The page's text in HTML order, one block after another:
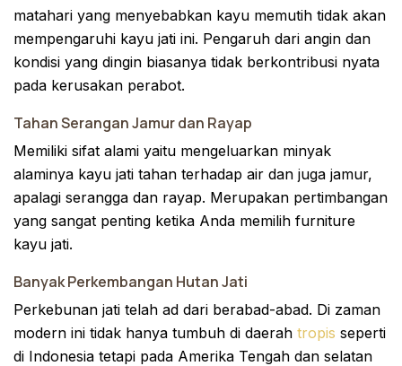
matahari yang menyebabkan kayu memutih tidak akan
mempengaruhi kayu jati ini. Pengaruh dari angin dan
kondisi yang dingin biasanya tidak berkontribusi nyata
pada kerusakan perabot.
Tahan Serangan Jamur dan Rayap
Memiliki sifat alami yaitu mengeluarkan minyak
alaminya kayu jati tahan terhadap air dan juga jamur,
apalagi serangga dan rayap. Merupakan pertimbangan
yang sangat penting ketika Anda memilih furniture
kayu jati.
Banyak Perkembangan Hutan Jati
Perkebunan jati telah ad dari berabad-abad. Di zaman
modern ini tidak hanya tumbuh di daerah tropis seperti
di Indonesia tetapi pada Amerika Tengah dan selatan